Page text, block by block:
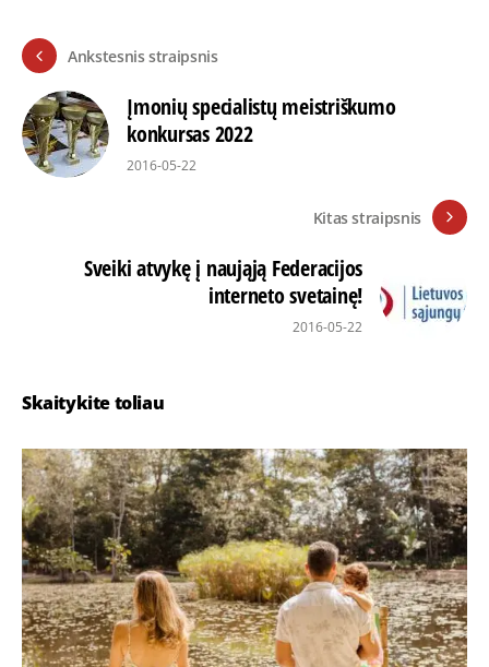
Ankstesnis straipsnis
Įmonių specialistų meistriškumo
konkursas 2022
2016-05-22
Kitas straipsnis
Sveiki atvykę į naująją Federacijos
interneto svetainę!
2016-05-22
Skaitykite toliau